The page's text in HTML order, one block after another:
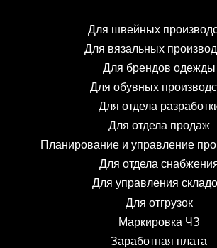
Для швейных
Для вязальных
Для брендов одежды
Для обувных
Для отдела
Для отдела продаж
Планирование и управление
Для отдела
Для управления
Для отгрузок
Маркировка ЧЗ
Заработная плата